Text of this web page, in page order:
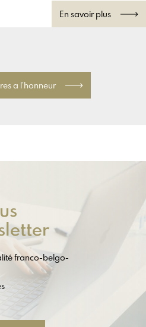
En savoir plus
a l’honneur
franco-belgo-